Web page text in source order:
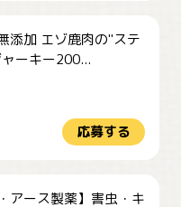
添加 エゾ鹿肉の"ステ
ーキー200...
応募する
アース製薬】害虫・キ